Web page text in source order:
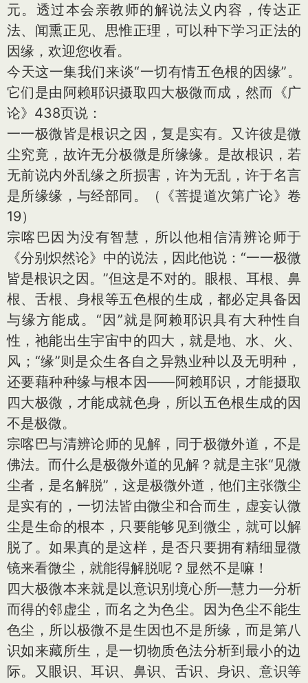
元。透过本会亲教师的解说法义内容，传达正
法、闻熏正见、思惟正理，可以种下学习正法的
因缘，欢迎您收看。
今天这一集我们来谈“一切有情五色根的因缘”。
它们是由阿赖耶识摄取四大极微而成，然而《广
论》438页说：
一一极微皆是根识之因，复是实有。又许彼是微
尘究竟，故许无分极微是所缘缘。是故根识，若
无前说内外乱缘之所损害，许为无乱，许于名言
是所缘缘，与经部同。（《菩提道次第广论》卷
19）
宗喀巴因为没有智慧，所以他相信清辨论师于
《分别炽然论》中的说法，因此他说：“一一极微
皆是根识之因。”但这是不对的。眼根、耳根、鼻
根、舌根、身根等五色根的生成，都必定具备因
与缘方能成。“因”就是阿赖耶识具有大种性自
性，祂能出生宇宙中的四大，就是地、水、火、
风；“缘”则是众生各自之异熟业种以及无明种，
还要藉种种缘与根本因——阿赖耶识，才能摄取
四大极微，才能成就色身，所以五色根生成的因
不是极微。
宗喀巴与清辨论师的见解，同于极微外道，不是
佛法。而什么是极微外道的见解？就是主张“见微
尘者，是名解脱”，这是极微外道，他们主张微尘
是实有的，一切法皆由微尘和合而生，虚妄认微
尘是生命的根本，只要能够见到微尘，就可以解
脱了。如果真的是这样，是否只要拥有精细显微
镜来看微尘，就能得解脱呢？显然不是嘛！
四大极微本来就是以意识别境心所—慧力—分析
而得的邻虚尘，而名之为色尘。因为色尘不能生
色尘，所以极微不是生因也不是所缘，而是第八
识如来藏所生，是一切物质色法分析到最小的边
际。又眼识、耳识、鼻识、舌识、身识、意识等